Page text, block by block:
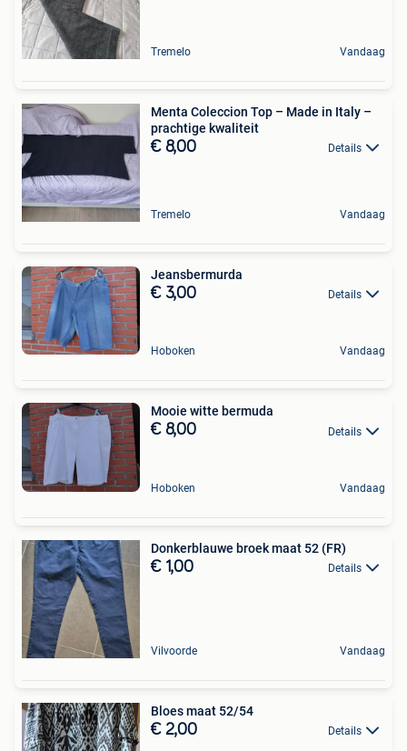
Tremelo Vandaag
Menta Coleccion Top – Made in Italy –
prachtige kwaliteit
€ 8,00 Details
Tremelo Vandaag
Jeansbermurda
€ 3,00 Details
Hoboken Vandaag
Mooie witte bermuda
€ 8,00 Details
Hoboken Vandaag
Donkerblauwe broek maat 52 (FR)
€ 1,00 Details
Vilvoorde Vandaag
Bloes maat 52/54
€ 2,00 Details